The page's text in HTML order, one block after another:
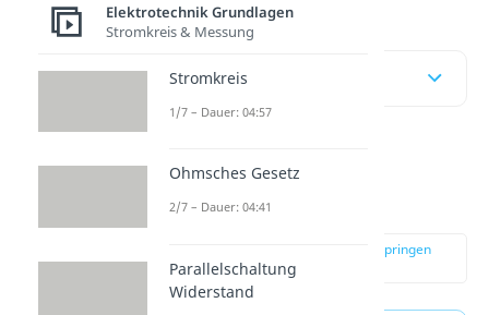
Inhaltsübersicht
Braunsche Röhre
einfach erklärt
zur Stelle im Video springen
(00:16)
Elektrotechnik Grundlagen
Stromkreis & Messung
Stromkreis
1/7 – Dauer: 04:57
Ohmsches Gesetz
2/7 – Dauer: 04:41
Parallelschaltung
Widerstand